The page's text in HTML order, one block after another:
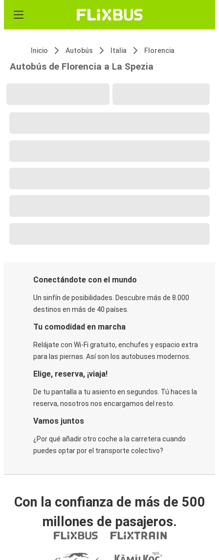
Inicio Autobús Italia Florencia
Autobús de Florencia a La Spezia
Conectándote con el mundo
Un sinfín de posibilidades. Descubre más de 8.000
destinos en más de 40 países.
Tu comodidad en marcha
Relájate con Wi-Fi gratuito, enchufes y espacio extra
para las piernas. Así son los autobuses modernos.
Elige, reserva, ¡viaja!
De tu pantalla a tu asiento en segundos. Tú haces la
reserva, nosotros nos encargamos del resto.
Vamos juntos
¿Por qué añadir otro coche a la carretera cuando
puedes optar por el transporte colectivo?
Con la confianza de más de 500
millones de pasajeros.